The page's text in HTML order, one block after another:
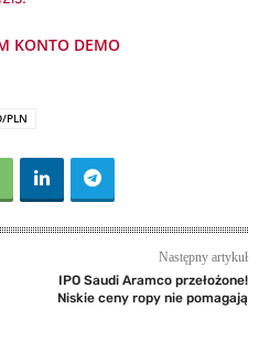
KONTO DEMO
PLN
Następny artykuł
IPO Saudi Aramco przełożone!
Niskie ceny ropy nie pomagają